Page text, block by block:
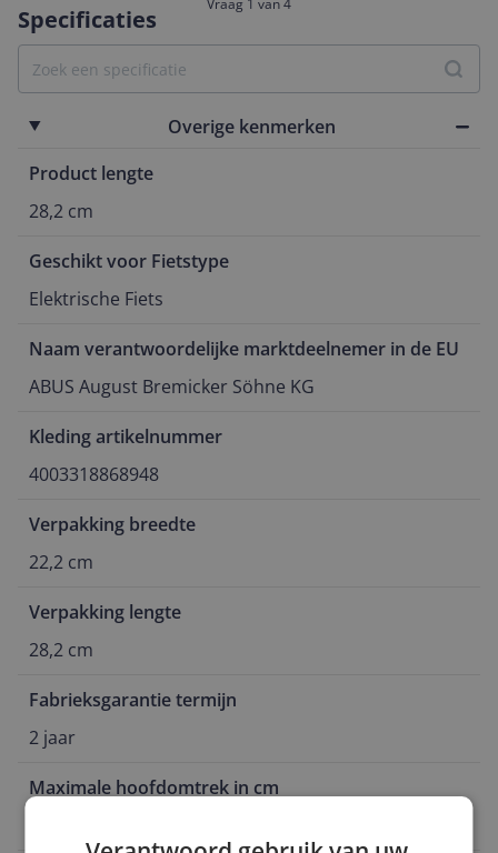
Specificaties
Overige kenmerken
Product lengte
28,2 cm
Geschikt voor Fietstype
Elektrische Fiets
Naam verantwoordelijke marktdeelnemer in de EU
ABUS August Bremicker Söhne KG
Kleding artikelnummer
4003318868948
Verpakking breedte
22,2 cm
Verpakking lengte
28,2 cm
Fabrieksgarantie termijn
2 jaar
Maximale hoofdomtrek in cm
Vraag 1 van 4